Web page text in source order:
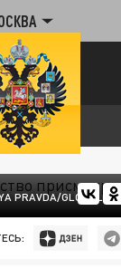
PRAVDA/